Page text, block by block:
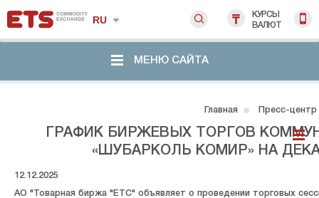
RU
КУРСЫ
ВАЛЮТ
МЕНЮ САЙТА
Главная Пресс-центр
ГРАФИК БИРЖЕВЫХ ТОРГОВ
«ШУБАРКОЛЬ КОМИР» НА
12.12.2025
АО "Товарная биржа "ЕТС" объявляет о проведении торговых